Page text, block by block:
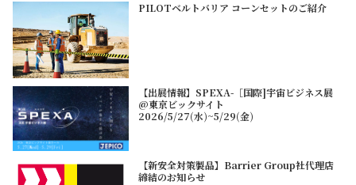
PILOTベルトバリア コーンセットのご紹介
【出展情報】SPEXA-［国際]宇宙ビジネス展
@東京ビックサイト
2026/5/27(水)~5/29(金)
【新安全対策製品】Barrier Group社代理店
締結のお知らせ